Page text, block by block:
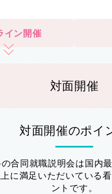
イン開催
対面開催
対面開催のポイ
合同就職説明会は国内
に満足いただいている
ントです。